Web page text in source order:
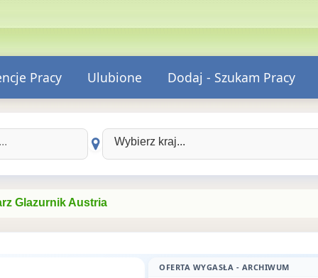
Pracy Ulubione Dodaj - Szukam Pracy
Wybierz kraj:
Glazurnik Austria
OFERTA WYGASŁA - ARCHIWUM